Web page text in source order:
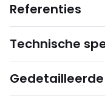
Referenties
Technische